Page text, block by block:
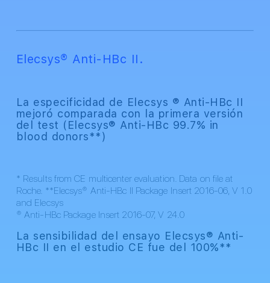
Elecsys® Anti-HBc II.
La especificidad de Elecsys ® Anti-HBc II
mejoró comparada con la primera versión
del test (Elecsys® Anti-HBc 99.7% in
blood donors**)
* Results from CE multicenter evaluation. Data on file at
Roche. **Elecsys® Anti-HBc II Package Insert 2016-06, V 1.0
and Elecsys
® Anti-HBc Package Insert 2016-07, V 24.0
La sensibilidad del ensayo Elecsys® Anti-
HBc II en el estudio CE fue del 100%**